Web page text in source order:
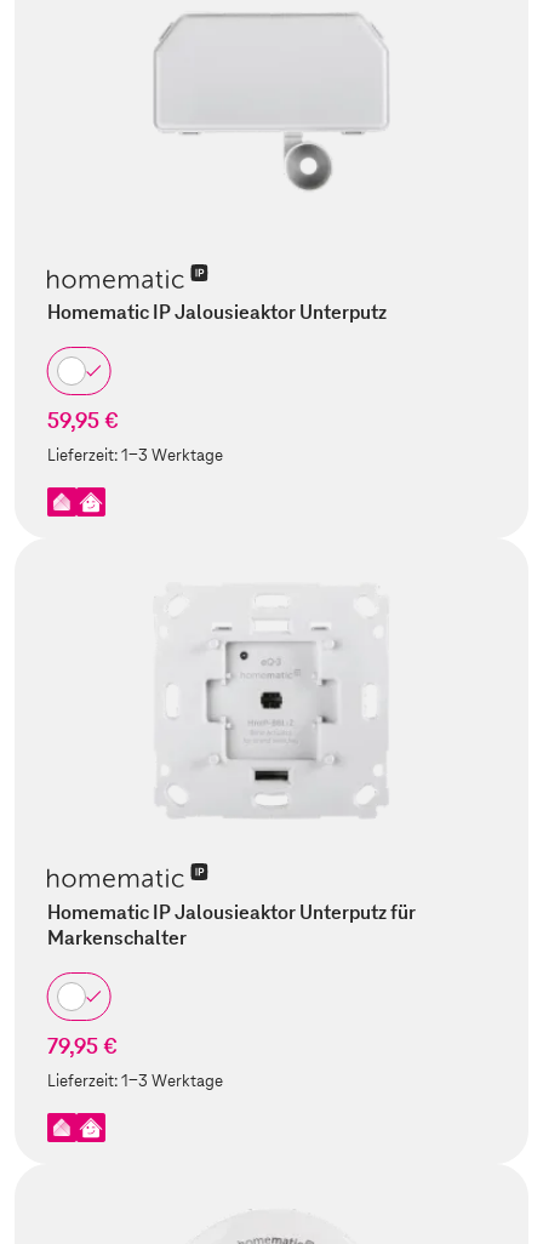
Homematic IP Jalousieaktor Unterputz
59,95 €
Lieferzeit:1-3 Werktage
Homematic IP Jalousieaktor Unterputz für
Markenschalter
79,95 €
Lieferzeit:1-3 Werktage